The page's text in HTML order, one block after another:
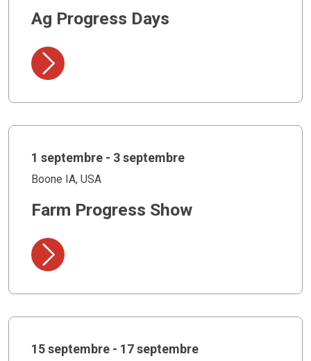
Ag Progress Days
1 septembre - 3 septembre
Boone IA, USA
Farm Progress Show
15 septembre - 17 septembre